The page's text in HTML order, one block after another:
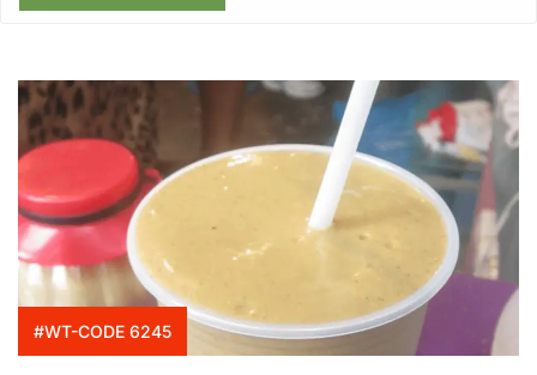
#WT-CODE 6245